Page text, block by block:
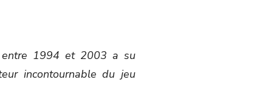
entre 1994 et 2003 a su
incontournable du jeu